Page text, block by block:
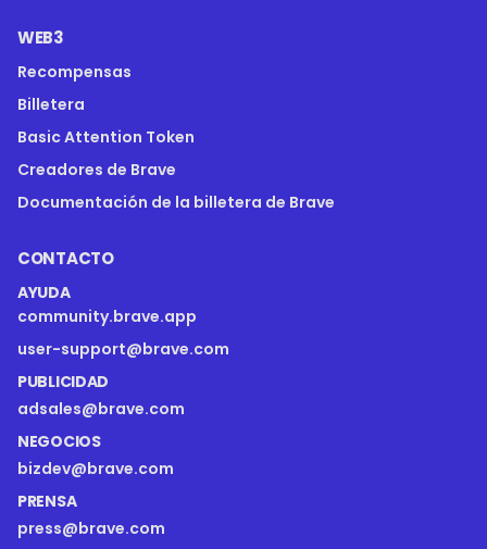
WEB3
Recompensas
Billetera
Basic Attention Token
Creadores de Brave
Documentación de la billetera de Brave
CONTACTO
AYUDA
community.brave.app
user-support@brave.com
PUBLICIDAD
adsales@brave.com
NEGOCIOS
bizdev@brave.com
PRENSA
press@brave.com